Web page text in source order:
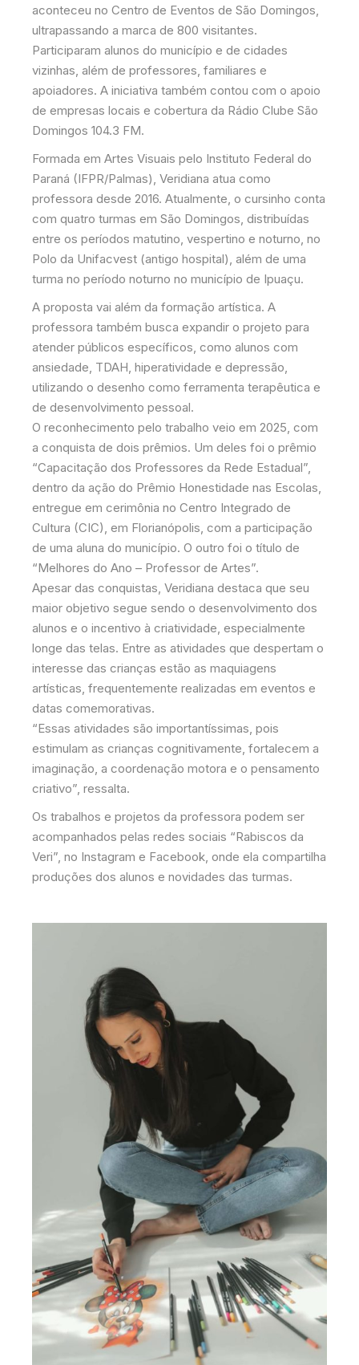
aconteceu no Centro de Eventos de São Domingos,
ultrapassando a marca de 800 visitantes.
Participaram alunos do município e de cidades
vizinhas, além de professores, familiares e
apoiadores. A iniciativa também contou com o apoio
de empresas locais e cobertura da Rádio Clube São
Domingos 104.3 FM.
Formada em Artes Visuais pelo Instituto Federal do
Paraná (IFPR/Palmas), Veridiana atua como
professora desde 2016. Atualmente, o cursinho conta
com quatro turmas em São Domingos, distribuídas
entre os períodos matutino, vespertino e noturno, no
Polo da Unifacvest (antigo hospital), além de uma
turma no período noturno no município de Ipuaçu.
A proposta vai além da formação artística. A
professora também busca expandir o projeto para
atender públicos específicos, como alunos com
ansiedade, TDAH, hiperatividade e depressão,
utilizando o desenho como ferramenta terapêutica e
de desenvolvimento pessoal.
O reconhecimento pelo trabalho veio em 2025, com
a conquista de dois prêmios. Um deles foi o prêmio
“Capacitação dos Professores da Rede Estadual”,
dentro da ação do Prêmio Honestidade nas Escolas,
entregue em cerimônia no Centro Integrado de
Cultura (CIC), em Florianópolis, com a participação
de uma aluna do município. O outro foi o título de
“Melhores do Ano – Professor de Artes”.
Apesar das conquistas, Veridiana destaca que seu
maior objetivo segue sendo o desenvolvimento dos
alunos e o incentivo à criatividade, especialmente
longe das telas. Entre as atividades que despertam o
interesse das crianças estão as maquiagens
artísticas, frequentemente realizadas em eventos e
datas comemorativas.
“Essas atividades são importantíssimas, pois
estimulam as crianças cognitivamente, fortalecem a
imaginação, a coordenação motora e o pensamento
criativo”, ressalta.
Os trabalhos e projetos da professora podem ser
acompanhados pelas redes sociais “Rabiscos da
Veri”, no Instagram e Facebook, onde ela compartilha
produções dos alunos e novidades das turmas.